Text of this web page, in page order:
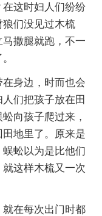
这时妇人们纷纷
们没见过木梳
撒腿就跑，不一
身边，时而也会
们把孩子放在田
向孩子爬过来，
地里了。原来是
蚣以为是比他们
这样木梳又一次
在每次出门时都